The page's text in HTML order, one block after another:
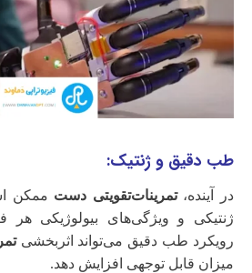
طب دقیق و ژنتیک:
در آینده،تمرینات‌تقویتی دست ممکن
ژنتیکی و ویژگی‌های بیولوژیکی
رویکرد طب دقیق می‌تواند اثربخشی
میزان قابل توجهی افزایش دهد.